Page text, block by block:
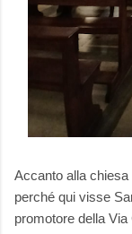
Accanto alla
perché qui visse
promotore della